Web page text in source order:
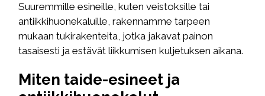
Suuremmille esineille, kuten veistoksille tai
antiikkihuonekaluille, rakennamme tarpeen
mukaan tukirakenteita, jotka jakavat painon
tasaisesti ja estävät liikkumisen kuljetuksen aikana.
Miten taide-esineet ja